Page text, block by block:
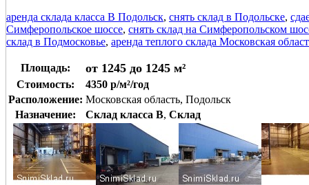
аренда склада класса В Подольск, снять склад в Подольске,
Симферопольское шоссе, снять склад на Симферопольском
склад в Подмосковье, аренда теплого склада Московская
Площадь: от 1245 до 1245 м²
Стоимость:
4350 р/м²/год
Расположение: Московская область, Подольск
Назначение:
Склад класса B, Склад